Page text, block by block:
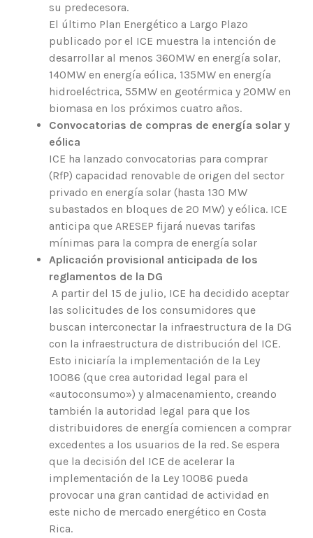
su predecesora.
El último Plan Energético a Largo Plazo
publicado por el ICE muestra la intención de
desarrollar al menos 360MW en energía solar,
140MW en energía eólica, 135MW en energía
hidroeléctrica, 55MW en geotérmica y 20MW en
biomasa en los próximos cuatro años.
Convocatorias de compras de energía solar y
eólica
ICE ha lanzado convocatorias para comprar
(RfP) capacidad renovable de origen del sector
privado en energía solar (hasta 130 MW
subastados en bloques de 20 MW) y eólica. ICE
anticipa que ARESEP fijará nuevas tarifas
mínimas para la compra de energía solar
Aplicación provisional anticipada de los
reglamentos de la DG
A partir del 15 de julio, ICE ha decidido aceptar
las solicitudes de los consumidores que
buscan interconectar la infraestructura de la DG
con la infraestructura de distribución del ICE.
Esto iniciaría la implementación de la Ley
10086 (que crea autoridad legal para el
«autoconsumo») y almacenamiento, creando
también la autoridad legal para que los
distribuidores de energía comiencen a comprar
excedentes a los usuarios de la red. Se espera
que la decisión del ICE de acelerar la
implementación de la Ley 10086 pueda
provocar una gran cantidad de actividad en
este nicho de mercado energético en Costa
Rica.